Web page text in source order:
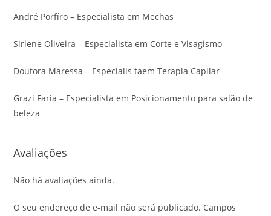
André Porfíro – Especialista em Mechas
Sirlene Oliveira – Especialista em Corte e Visagismo
Doutora Maressa – Especialis taem Terapia Capilar
Grazi Faria – Especialista em Posicionamento para salão de
beleza
Avaliações
Não há avaliações ainda.
O seu endereço de e-mail não será publicado. Campos